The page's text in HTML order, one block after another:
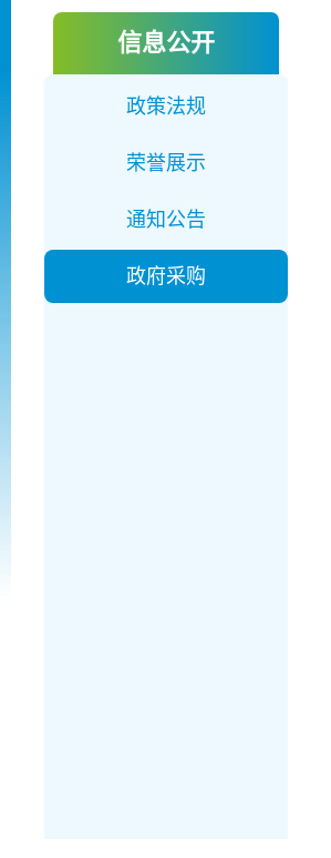
信息公开
政策法规
荣誉展示
通知公告
政府采购